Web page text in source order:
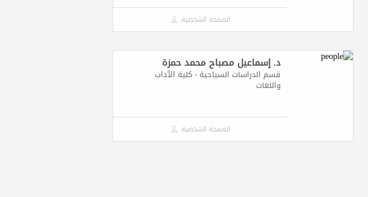
الصفحة الشخصية
د. إسماعيل مصباح محمد حمزة
قسم الدراسات السياحية - كلية الآداب
واللغات
الصفحة الشخصية